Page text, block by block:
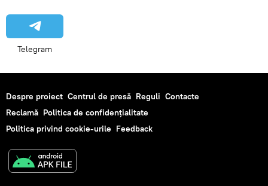
Telegram
Despre proiect Centrul de presă Reguli Contacte
Reclamă Politica de confidențialitate
Politica privind cookie-urile Feedback